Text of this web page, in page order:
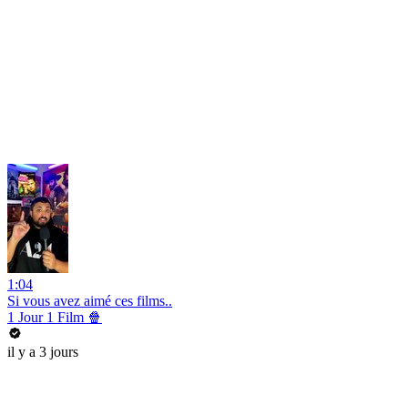
1:04
Si vous avez aimé ces films..
1 Jour 1 Film 🍿
il y a 3 jours